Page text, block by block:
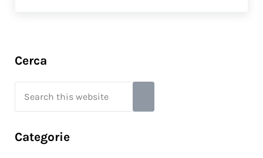
Sidebar
Cerca
Categorie